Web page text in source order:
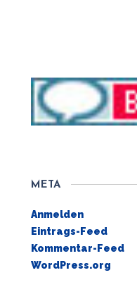
META
Anmelden
Eintrags-Feed
Kommentar-Feed
WordPress.org